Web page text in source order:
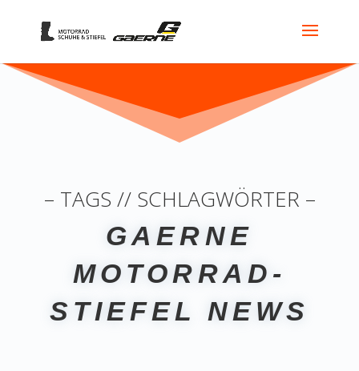
– TAGS // SCHLAGWÖRTER –
GAERNE
MOTORRAD-
STIEFEL NEWS